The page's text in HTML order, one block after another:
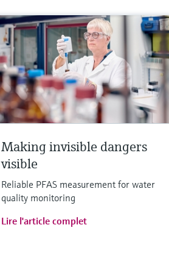
Making invisible dangers
visible
Reliable PFAS measurement for water
quality monitoring
Lire l'article complet